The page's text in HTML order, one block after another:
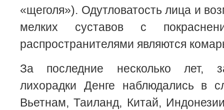
«щеголя»). Одутловатость лица и
мелких суставов с
распространителями являются
За последние несколько лет,
лихорадки Денге наблюдались в
Вьетнам, Таиланд, Китай,